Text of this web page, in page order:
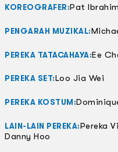
KOREOGRAFER:Pat Ibrahim
PENGARAH MUZIKAL:
PEREKA TATACAHAYA:Ee
PEREKA SET:Loo Jia Wei
PEREKA KOSTUM:
LAIN-LAIN PEREKA:Pereka
Danny Hoo